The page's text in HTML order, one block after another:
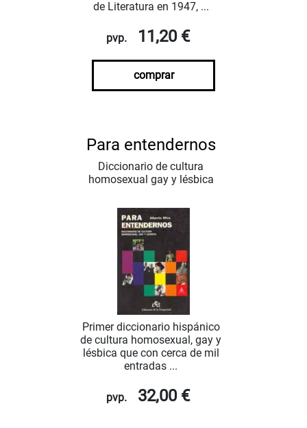
de Literatura en 1947, ...
pvp. 11,20 €
comprar
Para entendernos
Diccionario de cultura
homosexual gay y lésbica
Primer diccionario hispánico
de cultura homosexual, gay y
lésbica que con cerca de mil
entradas ...
pvp. 32,00 €